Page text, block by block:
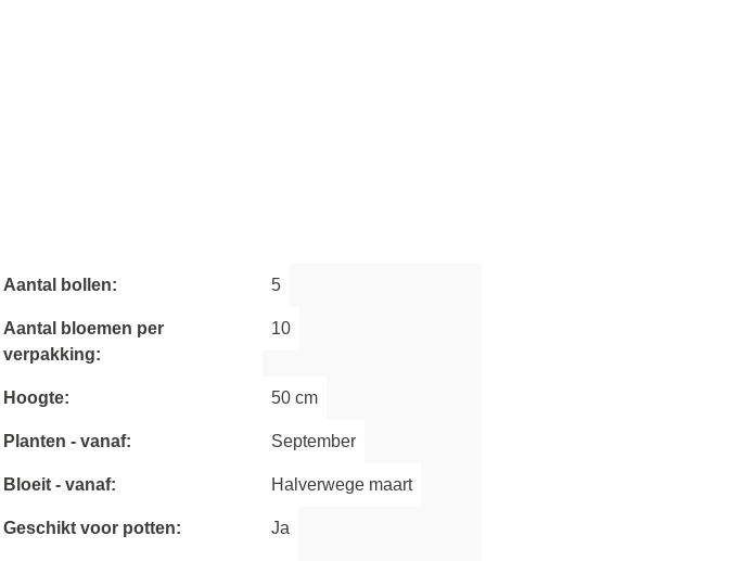
Aantal bollen: 5
Aantal bloemen per
verpakking:
10
Hoogte: 50 cm
Planten - vanaf: September
Bloeit - vanaf: Halverwege maart
Geschikt voor potten: Ja